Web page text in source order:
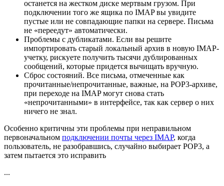
останется на жестком диске мертвым грузом. При
подключении того же ящика по IMAP вы увидите
пустые или не совпадающие папки на сервере. Письма
не «переедут» автоматически.
Проблемы с дубликатами. Если вы решите
импортировать старый локальный архив в новую IMAP-
учетку, рискуете получить тысячи дублированных
сообщений, которые придется вычищать вручную.
Сброс состояний. Все письма, отмеченные как
прочитанные/непрочитанные, важные, на POP3-архиве,
при переходе на IMAP могут снова стать
«непрочитанными» в интерфейсе, так как сервер о них
ничего не знал.
Особенно критичны эти проблемы при неправильном
первоначальном подключении почты через IMAP, когда
пользователь, не разобравшись, случайно выбирает POP3, а
затем пытается это исправить
...